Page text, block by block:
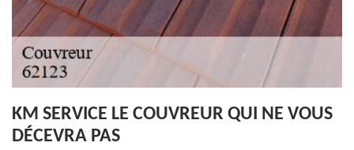
KM SERVICE LE COUVREUR QUI NE VOUS
DÉCEVRA PAS